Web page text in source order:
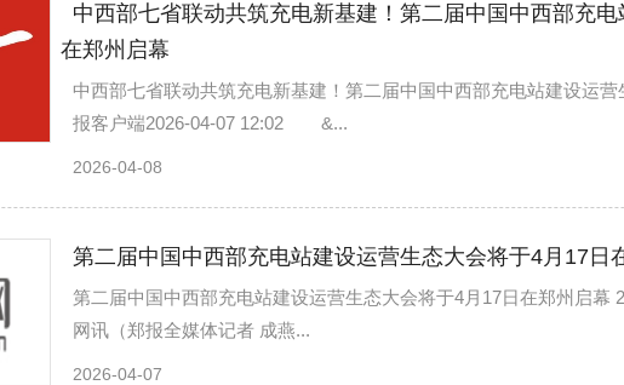
中西部七省联动共筑充电新基建！第二届中国中西部充
在郑州启幕
中西部七省联动共筑充电新基建！第二届中国中西部充电站建设运
报客户端2026-04-07 12:02 &...
2026-04-08
第二届中国中西部充电站建设运营生态大会将于4月17日
第二届中国中西部充电站建设运营生态大会将于4月17日在郑州启幕
网讯（郑报全媒体记者 成燕...
2026-04-07